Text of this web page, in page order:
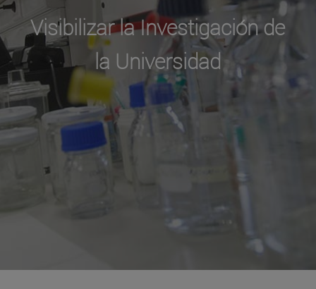
Visibilizar la Investigación de
la Universidad